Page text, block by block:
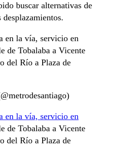
buscar alternativas de
en la vía, servicio en
de Tobalaba a Vicente
del Río a Plaza de
en la vía, servicio en
de Tobalaba a Vicente
del Río a Plaza de